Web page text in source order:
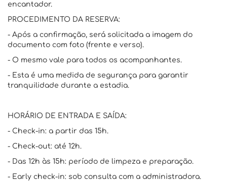
encantador.
PROCEDIMENTO DA RESERVA:
- Após a confirmação, será solicitada a imagem do
documento com foto (frente e verso).
- O mesmo vale para todos os acompanhantes.
- Esta é uma medida de segurança para garantir
tranquilidade durante a estadia.
HORÁRIO DE ENTRADA E SAÍDA:
- Check-in: a partir das 15h.
- Check-out: até 12h.
- Das 12h às 15h: período de limpeza e preparação.
- Early check-in: sob consulta com a administradora.